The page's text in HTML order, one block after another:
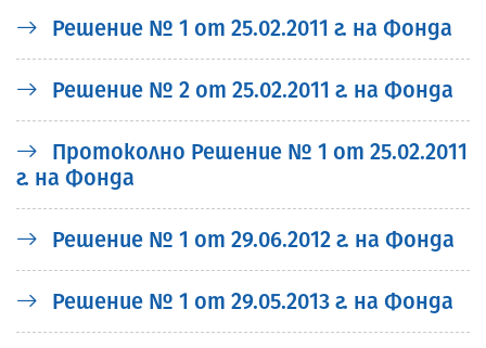
Решение № 1 от 25.02.2011 г. на Фонда
Решение № 2 от 25.02.2011 г. на Фонда
Протоколно Решение № 1 от 25.02.2011
г. на Фонда
Решение № 1 от 29.06.2012 г. на Фонда
Решение № 1 от 29.05.2013 г. на Фонда